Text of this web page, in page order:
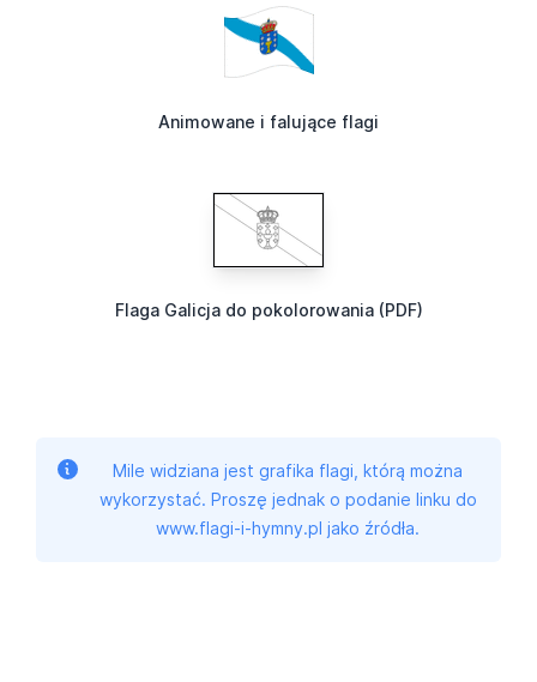
Animowane i falujące flagi
Flaga Galicja do pokolorowania (PDF)
Mile widziana jest grafika flagi, którą można
wykorzystać. Proszę jednak o podanie linku do
www.flagi-i-hymny.pl jako źródła.